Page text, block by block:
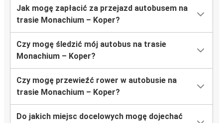
Jak mogę zapłacić za przejazd autobusem na
trasie Monachium – Koper?
Czy mogę śledzić mój autobus na trasie
Monachium – Koper?
Czy mogę przewieźć rower w autobusie na
trasie Monachium – Koper?
Do jakich miejsc docelowych mogę dojechać